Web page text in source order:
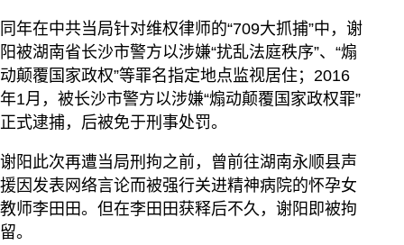
同年在中共当局针对维权律师的“709大抓捕”中，谢
阳被湖南省长沙市警方以涉嫌“扰乱法庭秩序”、“煽
动颠覆国家政权”等罪名指定地点监视居住；2016
年1月，被长沙市警方以涉嫌“煽动颠覆国家政权罪”
正式逮捕，后被免于刑事处罚。
谢阳此次再遭当局刑拘之前，曾前往湖南永顺县声
援因发表网络言论而被强行关进精神病院的怀孕女
教师李田田。但在李田田获释后不久，谢阳即被拘
留。